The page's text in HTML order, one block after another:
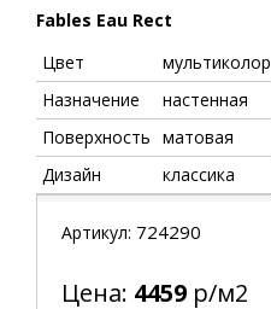
Fables Eau Rect
Цвет
мультиколор
Назначение
настенная
Поверхность матовая
Дизайн
классика
Артикул: 724290
Цена: 4459 р/м2